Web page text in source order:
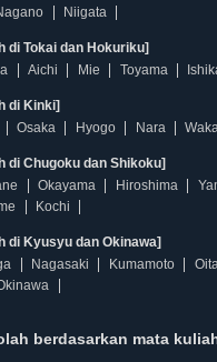
Niigata
di Tokai dan Hokuriku]
Aichi Mie Toyama
di Kinki]
Osaka Hyogo Nara
di Chugoku dan Shikoku]
Okayama Hiroshima
Kochi
di Kyusyu dan Okinawa]
Nagasaki Kumamoto
berdasarkan mata kuliah